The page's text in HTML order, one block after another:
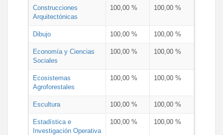
Construcciones
Arquitectónicas
100,00 % 100,00 %
Dibujo 100,00 % 100,00 %
Economía y Ciencias
Sociales
100,00 % 100,00 %
Ecosistemas
Agroforestales
100,00 % 100,00 %
Escultura 100,00 % 100,00 %
Estadística e
Investigación Operativa
100,00 % 100,00 %